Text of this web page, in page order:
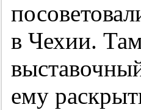
в Чехии.
ему